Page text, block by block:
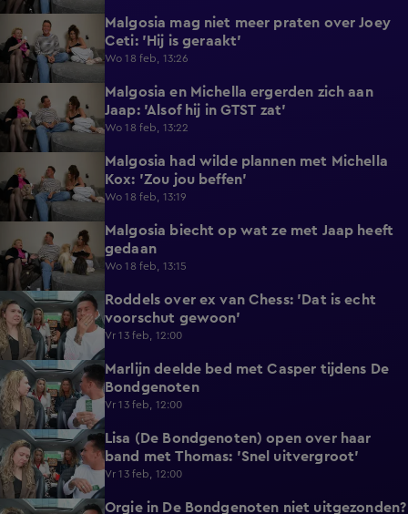
Malgosia mag niet meer praten over Joey
Ceti: 'Hij is geraakt'
Wo 18 feb, 13:26
Malgosia en Michella ergerden zich aan
Jaap: 'Alsof hij in GTST zat'
Wo 18 feb, 13:22
Malgosia had wilde plannen met Michella
Kox: 'Zou jou beffen'
Wo 18 feb, 13:19
Malgosia biecht op wat ze met Jaap heeft
gedaan
Wo 18 feb, 13:15
0:42
Roddels over ex van Chess: 'Dat is echt
voorschut gewoon'
Vr 13 feb, 12:00
1:27
Marlijn deelde bed met Casper tijdens De
Bondgenoten
Vr 13 feb, 12:00
1:52
Lisa (De Bondgenoten) open over haar
band met Thomas: 'Snel uitvergroot'
Vr 13 feb, 12:00
1:21
Orgie in De Bondgenoten niet uitgezonden?